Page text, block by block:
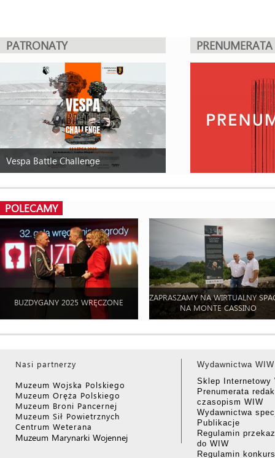
PATRONATY
Vespa Battle Challenge
PRENUMERATA
POLECAMY
BUZDYGANY 2025 WRĘCZONE
ZAPRASZAMY NA WIRTUALNY
NA MONTE CASSINO
Nasi partnerzy
Muzeum Wojska Polskiego
Muzeum Oręża Polskiego
Muzeum Broni Pancernej
Muzeum Sił Powietrznych
Centrum Weterana
Muzeum Marynarki Wojennej
Wydawnictwa WIW
Sklep Internetowy
Prenumerata
czasopism WIW
Wydawnictwa
Publikacje
Regulamin
do WIW
Regulamin